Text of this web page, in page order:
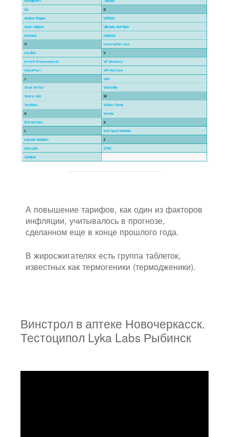
А повышение тарифов, как один из факторов
инфляции, учитывалось в прогнозе,
сделанном еще в конце прошлого года.
В жиросжигателях есть группа таблеток,
известных как термогеники (термодженики).
Винстрол в аптеке Новочеркасск.
Тестоципол Lyka Labs Рыбинск